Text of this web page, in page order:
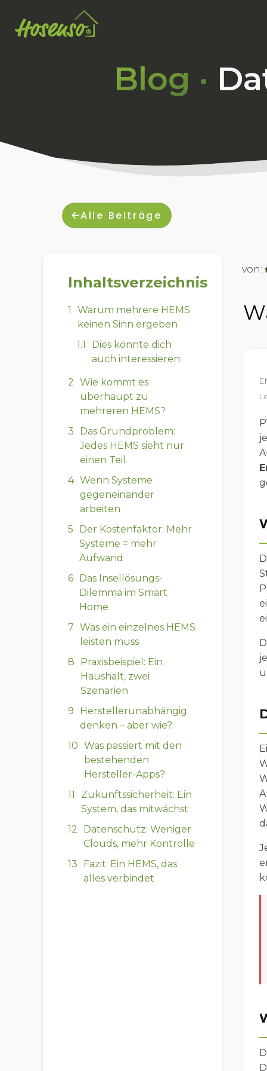
Blog ·
Alle Beiträge
Inhaltsverzeichnis
Warum mehrere HEMS
keinen Sinn ergeben
Dies könnte dich
auch interessieren:
Wie kommt es
überhaupt zu
mehreren HEMS?
Das Grundproblem:
Jedes HEMS sieht nur
einen Teil
Wenn Systeme
gegeneinander
arbeiten
Der Kostenfaktor: Mehr
Systeme = mehr
Aufwand
Das Insellösungs-
Dilemma im Smart
Home
Was ein einzelnes HEMS
leisten muss
Praxisbeispiel: Ein
Haushalt, zwei
Szenarien
Herstellerunabhängig
denken – aber wie?
Was passiert mit den
bestehenden
Hersteller-Apps?
Zukunftssicherheit: Ein
System, das mitwächst
Datenschutz: Weniger
Clouds, mehr Kontrolle
Fazit: Ein HEMS, das
alles verbindet
von: